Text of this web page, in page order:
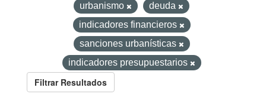
urbanismo
deuda
indicadores financieros
sanciones urbanísticas
indicadores presupuestarios
Filtrar Resultados